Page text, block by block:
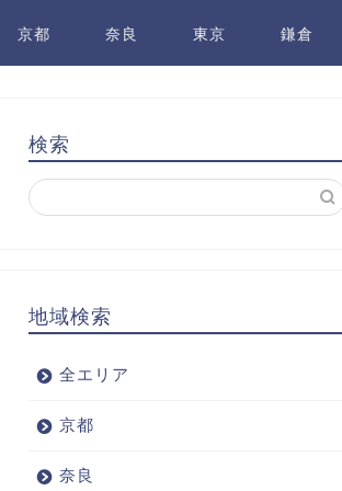
京都 奈良 東京 鎌倉
検索
地域検索
全エリア
京都
奈良